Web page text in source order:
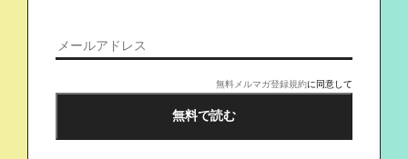
無料メルマガ登録規約に同意して